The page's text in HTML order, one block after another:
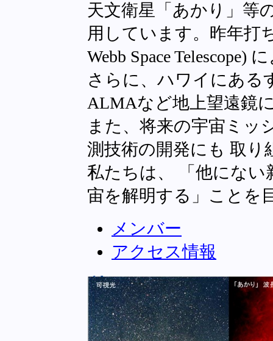
天文衛星「あかり」等
用しています。昨年打
Webb Space Telescope)
さらに、ハワイにある
ALMAなど地上望遠鏡
また、将来の宇宙ミッ
測技術の開発にも 取り
私たちは、 「他にない
宙を解明する」ことを
メンバー
アクセス情報